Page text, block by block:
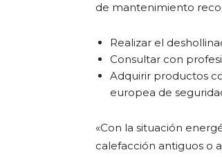
de mantenimiento
Realizar el
Consultar con
Adquirir productos
europea de
«Con la situación
calefacción antiguos o